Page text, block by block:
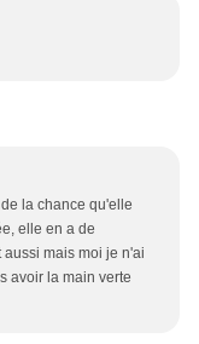
la chance qu'elle
elle en a de
mais moi je n'ai
avoir la main verte